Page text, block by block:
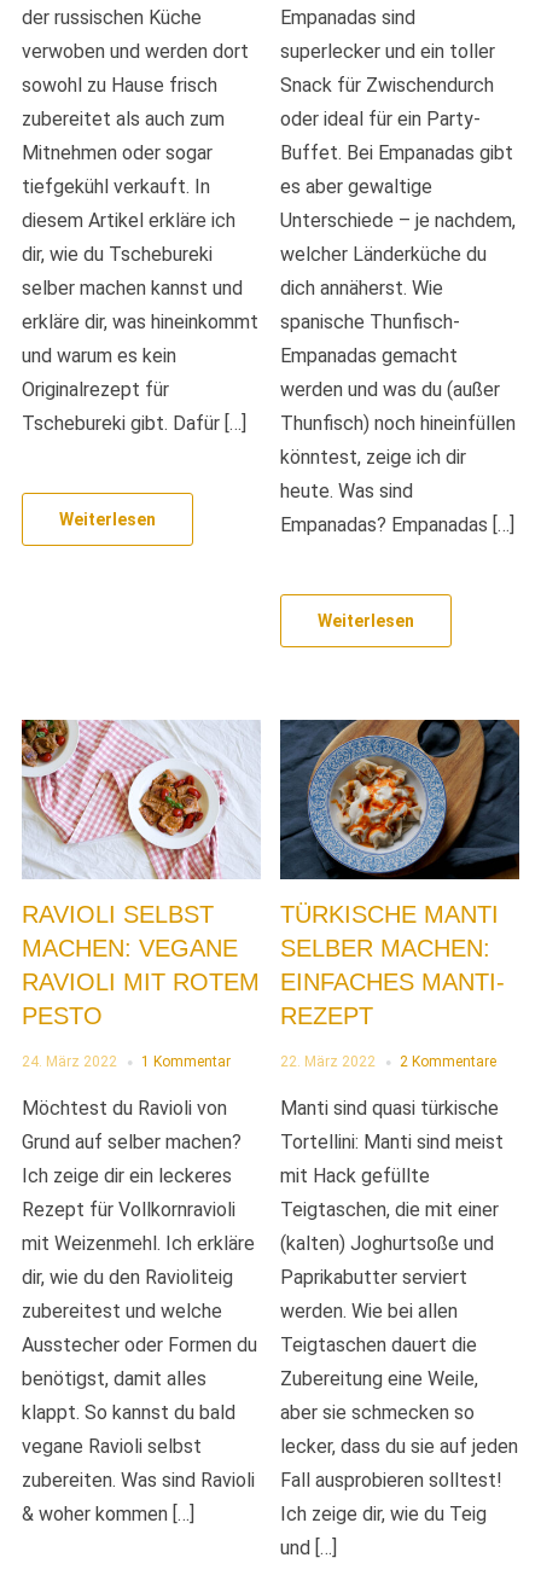
der russischen Küche
verwoben und werden dort
sowohl zu Hause frisch
zubereitet als auch zum
Mitnehmen oder sogar
tiefgekühl verkauft. In
diesem Artikel erkläre ich
dir, wie du Tschebureki
selber machen kannst und
erkläre dir, was hineinkommt
und warum es kein
Originalrezept für
Tschebureki gibt. Dafür […]
Weiterlesen
Empanadas sind
superlecker und ein toller
Snack für Zwischendurch
oder ideal für ein Party-
Buffet. Bei Empanadas gibt
es aber gewaltige
Unterschiede – je nachdem,
welcher Länderküche du
dich annäherst. Wie
spanische Thunfisch-
Empanadas gemacht
werden und was du (außer
Thunfisch) noch hineinfüllen
könntest, zeige ich dir
heute. Was sind
Empanadas? Empanadas […]
Weiterlesen
RAVIOLI SELBST
MACHEN: VEGANE
RAVIOLI MIT ROTEM
PESTO
24. März 2022 1 Kommentar
Möchtest du Ravioli von
Grund auf selber machen?
Ich zeige dir ein leckeres
Rezept für Vollkornravioli
mit Weizenmehl. Ich erkläre
dir, wie du den Ravioliteig
zubereitest und welche
Ausstecher oder Formen du
benötigst, damit alles
klappt. So kannst du bald
vegane Ravioli selbst
zubereiten. Was sind Ravioli
& woher kommen […]
TÜRKISCHE MANTI
SELBER MACHEN:
EINFACHES MANTI-
REZEPT
22. März 2022 2 Kommentare
Manti sind quasi türkische
Tortellini: Manti sind meist
mit Hack gefüllte
Teigtaschen, die mit einer
(kalten) Joghurtsoße und
Paprikabutter serviert
werden. Wie bei allen
Teigtaschen dauert die
Zubereitung eine Weile,
aber sie schmecken so
lecker, dass du sie auf jeden
Fall ausprobieren solltest!
Ich zeige dir, wie du Teig
und […]